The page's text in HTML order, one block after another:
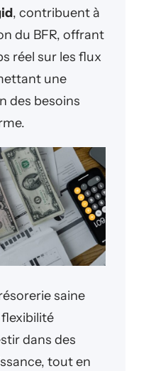
, contribuent à
du BFR, offrant
réel sur les flux
une
des besoins
saine
flexibilité
dans des
tout en